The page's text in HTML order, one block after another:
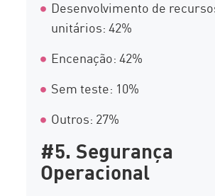
Desenvolvimento de
unitários: 42%
Encenação: 42%
Sem teste: 10%
Outros: 27%
#5. Segurança
Operacional